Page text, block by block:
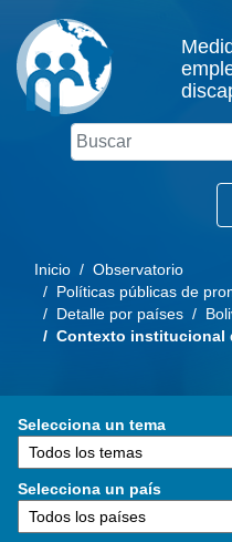
Buscar
Inicio / Observatorio
/ Políticas públicas de
/ Detalle por países /
/ Contexto institucional
Selecciona un tema
Selecciona un país